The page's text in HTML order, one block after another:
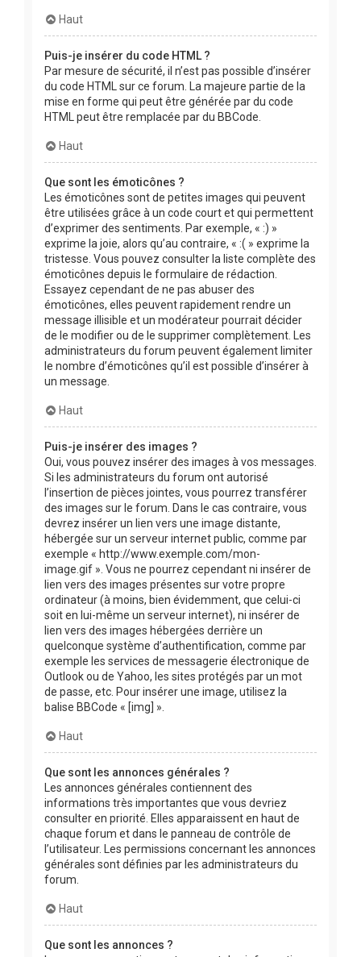
Haut
Puis-je insérer du code HTML ?
Par mesure de sécurité, il n’est pas possible d’insérer
du code HTML sur ce forum. La majeure partie de la
mise en forme qui peut être générée par du code
HTML peut être remplacée par du BBCode.
Haut
Que sont les émoticônes ?
Les émoticônes sont de petites images qui peuvent
être utilisées grâce à un code court et qui permettent
d’exprimer des sentiments. Par exemple, « :) »
exprime la joie, alors qu’au contraire, « :( » exprime la
tristesse. Vous pouvez consulter la liste complète des
émoticônes depuis le formulaire de rédaction.
Essayez cependant de ne pas abuser des
émoticônes, elles peuvent rapidement rendre un
message illisible et un modérateur pourrait décider
de le modifier ou de le supprimer complètement. Les
administrateurs du forum peuvent également limiter
le nombre d’émoticônes qu’il est possible d’insérer à
un message.
Haut
Puis-je insérer des images ?
Oui, vous pouvez insérer des images à vos messages.
Si les administrateurs du forum ont autorisé
l’insertion de pièces jointes, vous pourrez transférer
des images sur le forum. Dans le cas contraire, vous
devrez insérer un lien vers une image distante,
hébergée sur un serveur internet public, comme par
exemple « http://www.exemple.com/mon-
image.gif ». Vous ne pourrez cependant ni insérer de
lien vers des images présentes sur votre propre
ordinateur (à moins, bien évidemment, que celui-ci
soit en lui-même un serveur internet), ni insérer de
lien vers des images hébergées derrière un
quelconque système d’authentification, comme par
exemple les services de messagerie électronique de
Outlook ou de Yahoo, les sites protégés par un mot
de passe, etc. Pour insérer une image, utilisez la
balise BBCode « [img] ».
Haut
Que sont les annonces générales ?
Les annonces générales contiennent des
informations très importantes que vous devriez
consulter en priorité. Elles apparaissent en haut de
chaque forum et dans le panneau de contrôle de
l’utilisateur. Les permissions concernant les annonces
générales sont définies par les administrateurs du
forum.
Haut
Que sont les annonces ?